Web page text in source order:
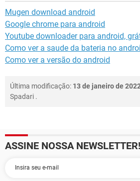
Mugen download android
Google chrome para android
Youtube downloader para android,
Como ver a saude da bateria no
Como ver a versão do android
Última modificação: 13 de janeiro de
Spadari .
ASSINE NOSSA NEWSLETTER!